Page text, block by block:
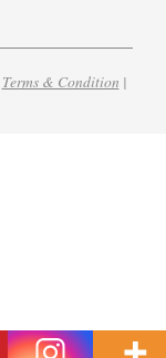
Terms & Condition |